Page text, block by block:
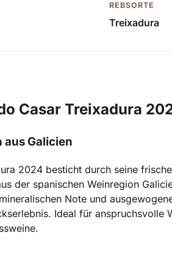
REBSORTE
Treixadura
Casar Treixadura
aus Galicien
2024 besticht durch seine
der spanischen Weinregion
Note und
Ideal für anspruchsvolle